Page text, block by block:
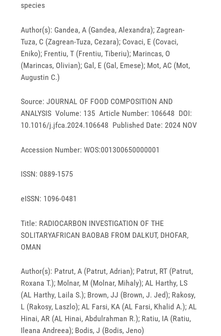
species
Author(s): Gandea, A (Gandea, Alexandra); Zagrean-
Tuza, C (Zagrean-Tuza, Cezara); Covaci, E (Covaci,
Eniko); Frentiu, T (Frentiu, Tiberiu); Marincas, O
(Marincas, Olivian); Gal, E (Gal, Emese); Mot, AC (Mot,
Augustin C.)
Source: JOURNAL OF FOOD COMPOSITION AND
ANALYSIS Volume: 135 Article Number: 106648 DOI:
10.1016/j.jfca.2024.106648 Published Date: 2024 NOV
Accession Number: WOS:001300650000001
ISSN: 0889-1575
eISSN: 1096-0481
Title: RADIOCARBON INVESTIGATION OF THE
SOLITARYAFRICAN BAOBAB FROM DALKUT, DHOFAR,
OMAN
Author(s): Patrut, A (Patrut, Adrian); Patrut, RT (Patrut,
Roxana T.); Molnar, M (Molnar, Mihaly); AL Harthy, LS
(AL Harthy, Laila S.); Brown, JJ (Brown, J. Jed); Rakosy,
L (Rakosy, Laszlo); AL Farsi, KA (AL Farsi, Khalid A.); AL
Hinai, AR (AL Hinai, Abdulrahman R.); Ratiu, IA (Ratiu,
Ileana Andreea); Bodis, J (Bodis, Jeno)